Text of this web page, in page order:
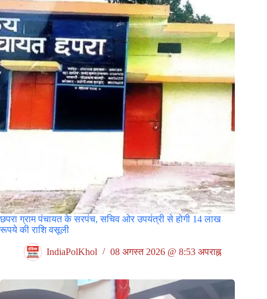
छपरा ग्राम पंचायत के सरपंच, सचिव ओर उपयंत्री से होगी 14 लाख
रूपये की राशि वसूली
IndiaPolKhol 08 अगस्त 2026 @ 8:53 अपराह्न